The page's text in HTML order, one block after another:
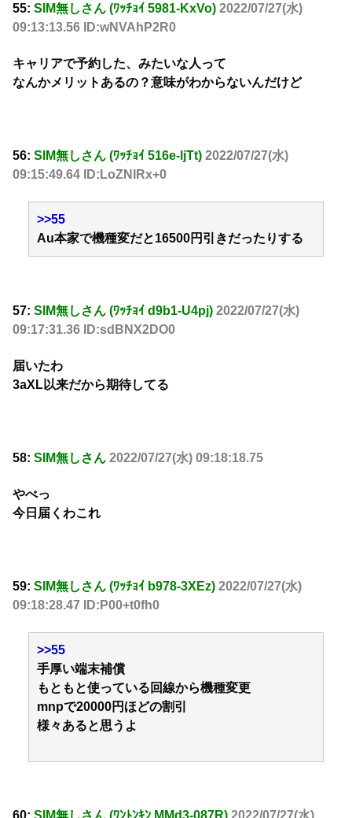
55: SIM無しさん (ﾜｯﾁｮｲ 5981-KxVo) 2022/07/27(水)
09:13:13.56 ID:wNVAhP2R0
キャリアで予約した、みたいな人って
なんかメリットあるの？意味がわからないんだけど
56: SIM無しさん (ﾜｯﾁｮｲ 516e-ljTt) 2022/07/27(水)
09:15:49.64 ID:LoZNIRx+0
>>55
Au本家で機種変だと16500円引きだったりする
57: SIM無しさん (ﾜｯﾁｮｲ d9b1-U4pj) 2022/07/27(水)
09:17:31.36 ID:sdBNX2DO0
届いたわ
3aXL以来だから期待してる
58: SIM無しさん 2022/07/27(水) 09:18:18.75
やべっ
今日届くわこれ
59: SIM無しさん (ﾜｯﾁｮｲ b978-3XEz) 2022/07/27(水)
09:18:28.47 ID:P00+t0fh0
>>55
手厚い端末補償
もともと使っている回線から機種変更
mnpで20000円ほどの割引
様々あると思うよ
60: SIM無しさん (ﾜﾝﾄﾝｷﾝ MMd3-087R) 2022/07/27(水)